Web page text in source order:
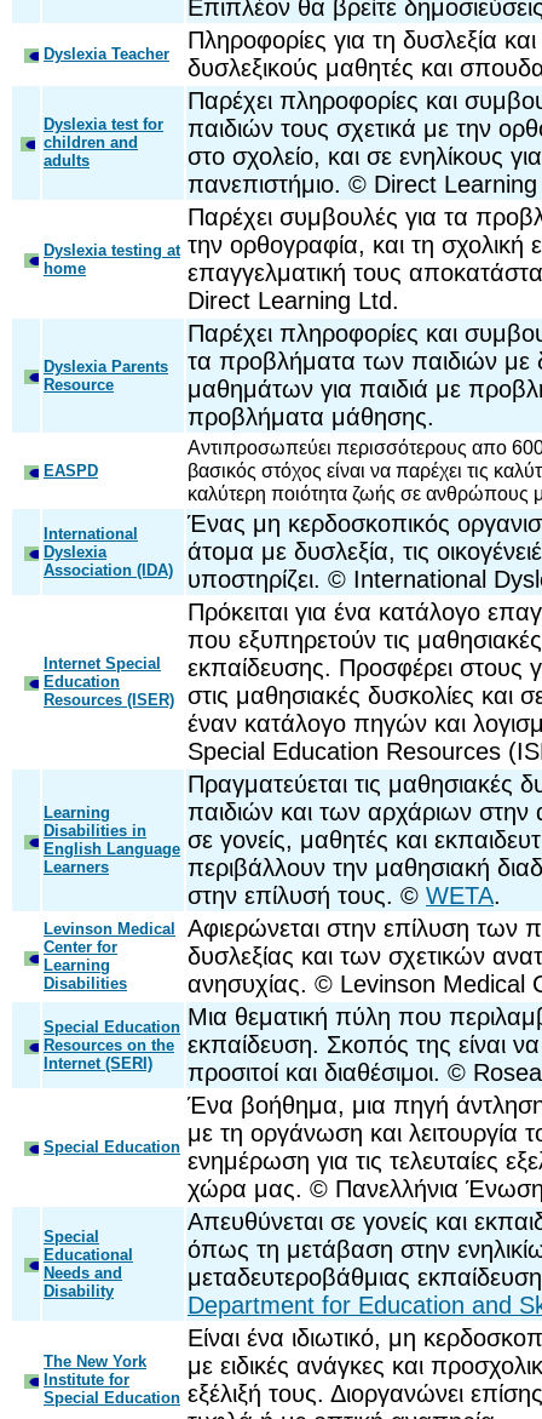
Επιπλέον θα βρείτε
Dyslexia Teacher
Πληροφορίες για τη δυσλεξία
δυσλεξικούς μαθητές και
Dyslexia test for
children and
adults
Παρέχει πληροφορίες και
παιδιών τους σχετικά με την
στο σχολείο, και σε ενηλίκους
πανεπιστήμιο. © Direct
Dyslexia testing at
home
Παρέχει συμβουλές για τα
την ορθογραφία, και τη σχολική
επαγγελματική τους
Direct Learning Ltd.
Dyslexia Parents
Resource
Παρέχει πληροφορίες και
τα προβλήματα των παιδιών με
μαθημάτων για παιδιά με
προβλήματα μάθησης.
EASPD
Αντιπροσωπεύει περισσότερους απο
βασικός στόχος είναι να παρέχει τις
καλύτερη ποιότητα ζωής σε ανθρώπους
International
Dyslexia
Association (IDA)
Ένας μη κερδοσκοπικός
άτομα με δυσλεξία, τις
υποστηρίζει. © International
Internet Special
Education
Resources (ISER)
Πρόκειται για ένα κατάλογο
που εξυπηρετούν τις
εκπαίδευσης. Προσφέρει στους
στις μαθησιακές δυσκολίες και
έναν κατάλογο πηγών και
Special Education Resources
Learning
Disabilities in
English Language
Learners
Πραγματεύεται τις μαθησιακές
παιδιών και των αρχάριων
σε γονείς, μαθητές και
περιβάλλουν την μαθησιακή
στην επίλυσή τους. © WETA.
Levinson Medical
Center for
Learning
Disabilities
Αφιερώνεται στην επίλυση των
δυσλεξίας και των σχετικών
ανησυχίας. © Levinson Medical
Special Education
Resources on the
Internet (SERI)
Μια θεματική πύλη που
εκπαίδευση. Σκοπός της είναι
προσιτοί και διαθέσιμοι. ©
Special Education
Ένα βοήθημα, μια πηγή
με τη οργάνωση και λειτουργία
ενημέρωση για τις τελευταίες
χώρα μας. © Πανελλήνια
Special
Educational
Needs and
Disability
Απευθύνεται σε γονείς και
όπως τη μετάβαση στην
μεταδευτεροβάθμιας
Department for Education and
The New York
Institute for
Special Education
Είναι ένα ιδιωτικό, μη
με ειδικές ανάγκες και
εξέλιξή τους. Διοργανώνει